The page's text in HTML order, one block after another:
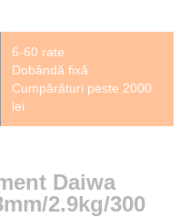
6-60 rate
Dobândă fixă
Cumpărături peste 2000
lei
Daiwa
2.9kg/300